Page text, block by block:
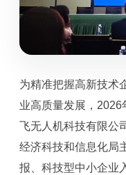
为精准把握高新技术
业高质量发展，
飞无人机科技有限公
经济科技和信息化局
报、科技型中小企业